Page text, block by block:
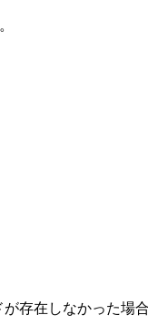
存在しなかった場